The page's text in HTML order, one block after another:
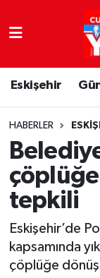
Eskişehir
HABERLER
tepkili
Eskişehir’de
kapsamında
çöplüğe
Nöbetçi
Hava
Trafik
Süper Lig
Tüm
Son
Haber